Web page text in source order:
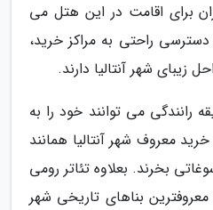
برای اقامت در این هتل می
راحتی به مراکز خرید،
شهر آنتالیا دارند.
این هتل با 20 دقیقه رانندگی می توانند خود را به
معروف شهر آنتالیا همانند
بخرند. بعلاوه تئاتر رومی
معروفترین بناهای تاریخی شهر